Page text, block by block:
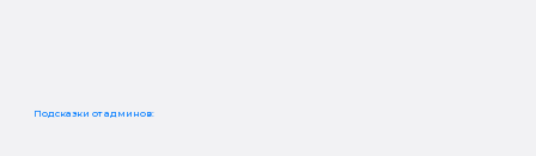
Подсказки от админов: